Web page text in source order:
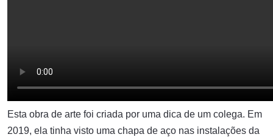
Esta obra de arte foi criada por uma dica de um colega. Em
2019, ela tinha visto uma chapa de aço nas instalações da